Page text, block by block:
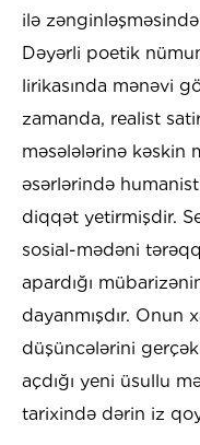
ilə
Dəyərli poetik
lirikasında mənəvi
zamanda, realist
məsələlərinə kəskin
əsərlərində
diqqət yetirmişdir.
sosial-mədəni
apardığı
dayanmışdır.
düşüncələrini
açdığı yeni üsullu
tarixində dərin iz